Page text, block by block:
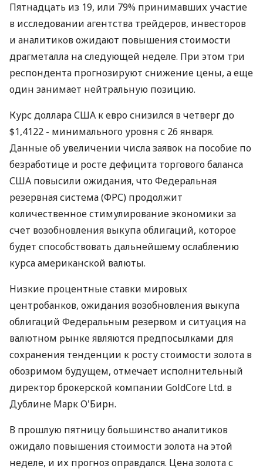
Пятнадцать из 19, или 79% принимавших участие
в исследовании агентства трейдеров, инвесторов
и аналитиков ожидают повышения стоимости
драгметалла на следующей неделе. При этом три
респондента прогнозируют снижение цены, а еще
один занимает нейтральную позицию.
Курс доллара США к евро снизился в четверг до
$1,4122 - минимального уровня с 26 января.
Данные об увеличении числа заявок на пособие по
безработице и росте дефицита торгового баланса
США повысили ожидания, что Федеральная
резервная система (ФРС) продолжит
количественное стимулирование экономики за
счет возобновления выкупа облигаций, которое
будет способствовать дальнейшему ослаблению
курса американской валюты.
Низкие процентные ставки мировых
центробанков, ожидания возобновления выкупа
облигаций Федеральным резервом и ситуация на
валютном рынке являются предпосылками для
сохранения тенденции к росту стоимости золота в
обозримом будущем, отмечает исполнительный
директор брокерской компании GoldCore Ltd. в
Дублине Марк О'Бирн.
В прошлую пятницу большинство аналитиков
ожидало повышения стоимости золота на этой
неделе, и их прогноз оправдался. Цена золота с